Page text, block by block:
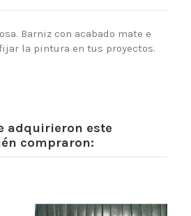
Barniz con acabado mate e
la pintura en tus proyectos.
adquirieron este
compraron: